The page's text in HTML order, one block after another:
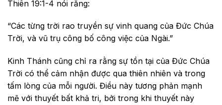
Thiên 19:1-4 nói rằng:
“Các từng trời rao truyền sự vinh quang của Đức Chúa
Trời, và vũ trụ công bố công việc của Ngài.”
Kinh Thánh cũng chỉ ra rằng sự tồn tại của Đức Chúa
Trời có thể cảm nhận được qua thiên nhiên và trong
tấm lòng của mỗi người. Điều này tương phản mạnh
mẽ với thuyết bất khả tri, bởi trong khi thuyết này